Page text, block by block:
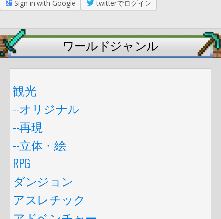
Sign in with Google twitterでログイン
ワールドジャンル
観光
--オリジナル
--再現
--立体・絵
RPG
ダンジョン
アスレチック